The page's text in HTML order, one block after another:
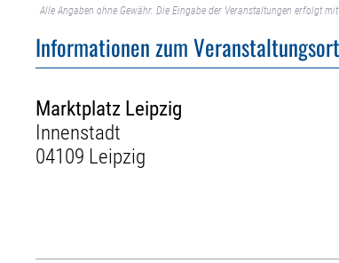
Alle Angaben ohne Gewähr. Die Eingabe der Veranstaltungen erfolgt
Informationen zum Veranstaltungsort
Marktplatz Leipzig
Innenstadt
04109 Leipzig